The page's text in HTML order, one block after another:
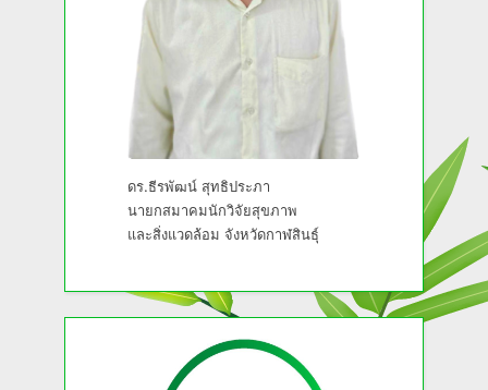
ดร.ธีรพัฒน์ สุทธิประภา
นายกสมาคมนักวิจัยสุขภาพ
และสิ่งแวดล้อม จังหวัดกาฬสินธุ์